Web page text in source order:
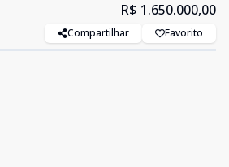
R$ 1.650.000,00
Compartilhar Favorito